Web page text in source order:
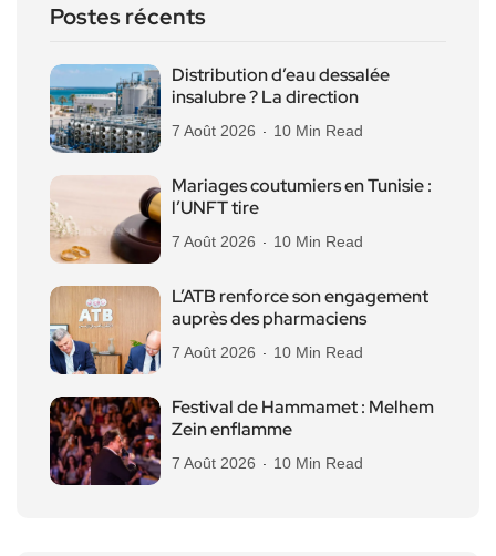
Postes récents
Distribution d’eau dessalée
insalubre ? La direction
7 Août 2026 10 Min Read
Mariages coutumiers en Tunisie :
l’UNFT tire
7 Août 2026 10 Min Read
L’ATB renforce son engagement
auprès des pharmaciens
7 Août 2026 10 Min Read
Festival de Hammamet : Melhem
Zein enflamme
7 Août 2026 10 Min Read